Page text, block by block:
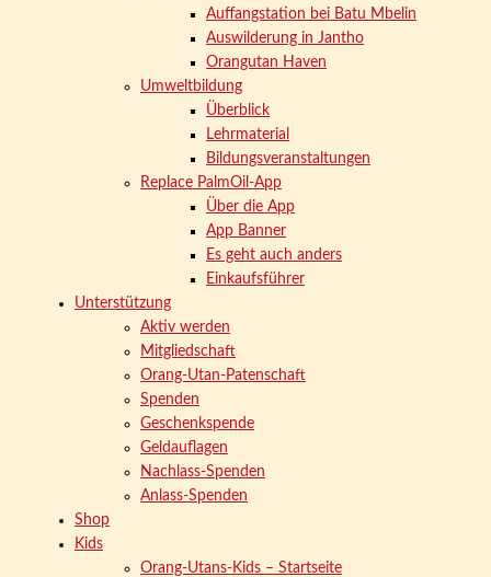
Auffangstation bei Batu Mbelin
Auswilderung in Jantho
Orangutan Haven
Umweltbildung
Überblick
Lehrmaterial
Bildungsveranstaltungen
Replace PalmOil-App
Über die App
App Banner
Es geht auch anders
Einkaufsführer
Unterstützung
Aktiv werden
Mitgliedschaft
Orang-Utan-Patenschaft
Spenden
Geschenkspende
Geldauflagen
Nachlass-Spenden
Anlass-Spenden
Shop
Kids
Orang-Utans-Kids – Startseite